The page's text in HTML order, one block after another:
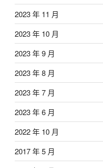
2023 年 11 月
2023 年 10 月
2023 年 9 月
2023 年 8 月
2023 年 7 月
2023 年 6 月
2022 年 10 月
2017 年 5 月